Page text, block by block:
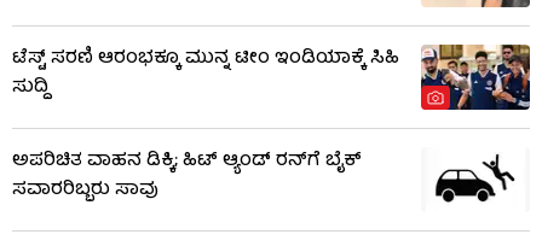
ಟೆಸ್ಟ್ ಸರಣಿ ಆರಂಭಕ್ಕೂ ಮುನ್ನ ಟೀಂ ಇಂಡಿಯಾಕ್ಕೆ ಸಿಹಿ
ಸುದ್ದಿ
ಅಪರಿಚಿತ ವಾಹನ ಡಿಕ್ಕಿ; ಹಿಟ್ ಆ್ಯಂಡ್ ರನ್​​ಗೆ ಬೈಕ್
ಸವಾರರಿಬ್ಬರು ಸಾವು